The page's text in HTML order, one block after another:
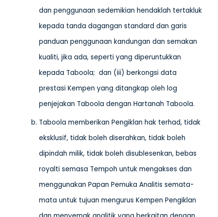
dan penggunaan sedemikian hendaklah tertakluk
kepada tanda dagangan standard dan garis
panduan penggunaan kandungan dan semakan
kualiti, jika ada, seperti yang diperuntukkan
kepada Taboola; dan (iii) berkongsi data
prestasi Kempen yang ditangkap oleh log
penjejakan Taboola dengan Hartanah Taboola.
Taboola memberikan Pengiklan hak terhad, tidak
eksklusif, tidak boleh diserahkan, tidak boleh
dipindah milik, tidak boleh disublesenkan, bebas
royalti semasa Tempoh untuk mengakses dan
menggunakan Papan Pemuka Analitis semata-
mata untuk tujuan mengurus Kempen Pengiklan